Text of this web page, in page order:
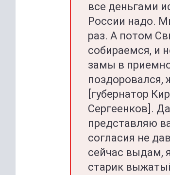
все деньгами
России надо.
раз. А потом
собираемся, и
замы в
поздоровался,
[губернатор
Сергеенков].
представляю
согласия не
сейчас выдам,
старик